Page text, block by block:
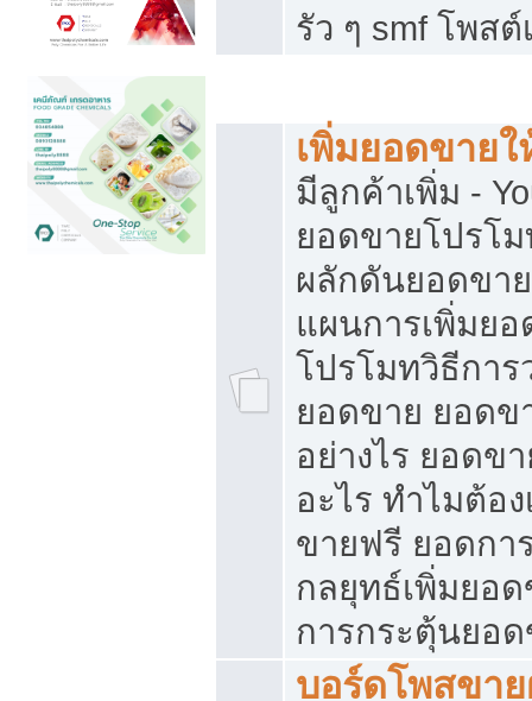
รัว ๆ smf โพส
เพิ่มยอดขายใ
มีลูกค้าเพิ่ม -
ยอดขายโปรโ
ผลักดันยอดขา
แผนการเพิ่มย
โปรโมทวิธีการ
ยอดขาย ยอดข
อย่างไร ยอดข
อะไร ทำไมต้อ
ขายฟรี ยอดกา
กลยุทธ์เพิ่มยอ
การกระตุ้นยอ
บอร์ดโพสขา